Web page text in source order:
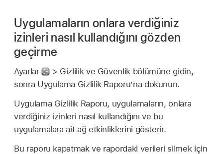
Uygulamaların onlara verdiğiniz
izinleri nasıl kullandığını gözden
geçirme
Ayarlar
> Gizlilik ve Güvenlik bölümüne gidin,
sonra Uygulama Gizlilik Raporu’na dokunun.
Uygulama Gizlilik Raporu, uygulamaların, onlara
verdiğiniz izinleri nasıl kullandığını ve bu
uygulamalara ait ağ etkinliklerini gösterir.
Bu raporu kapatmak ve rapordaki verileri silmek için